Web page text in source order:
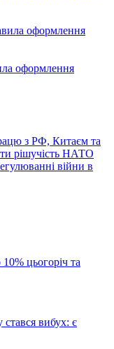
оформлення
з РФ, Китаєм та
рішучість НАТО
війни в
цьогоріч та
вибух: є